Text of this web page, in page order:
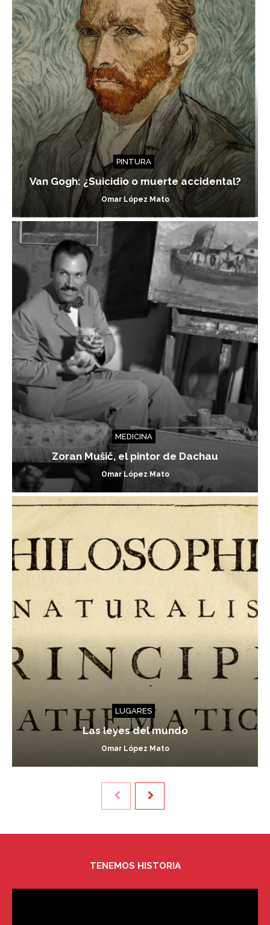
PINTURA
Van Gogh: ¿Suicidio o muerte accidental?
Omar López Mato
MEDICINA
Zoran Mušič, el pintor de Dachau
Omar López Mato
LUGARES
Las leyes del mundo
Omar López Mato
TENEMOS HISTORIA